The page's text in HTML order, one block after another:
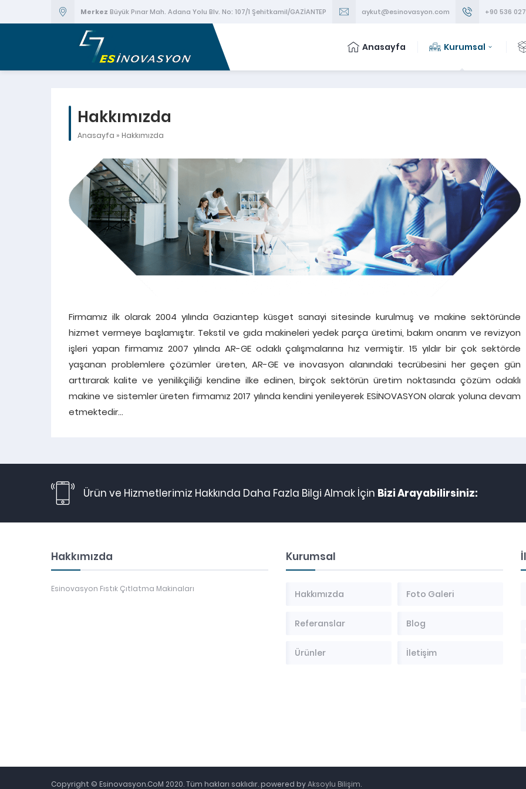
Merkez Büyük Pınar Mah. Adana Yolu Blv. No: 107/1 Şehitkamil/GAZİANTEP aykut@esinovasyon.com +90 536
Anasayfa Kurumsal
Hakkımızda
Anasayfa » Hakkımızda
Firmamız ilk olarak 2004 yılında Gaziantep küsget sanayi sitesinde kurulmuş ve makine sektöründe
hizmet vermeye başlamıştır. Tekstil ve gıda makineleri yedek parça üretimi, bakım onarım ve revizyon
işleri yapan firmamız 2007 yılında AR-GE odaklı çalışmalarına hız vermiştir. 15 yıldır bir çok sektörde
yaşanan problemlere çözümler üreten, AR-GE ve inovasyon alanındaki tecrübesini her geçen gün
arttırarak kalite ve yenilikçiliği kendine ilke edinen, birçok sektörün üretim noktasında çözüm odaklı
makine ve sistemler üreten firmamız 2017 yılında kendini yenileyerek ESİNOVASYON olarak yoluna devam
etmektedir…
Ürün ve Hizmetlerimiz Hakkında Daha Fazla Bilgi Almak İçin Bizi Arayabilirsiniz:
Hakkımızda
Esinovasyon Fıstık Çıtlatma Makinaları
Kurumsal
Hakkımızda Foto Galeri
Referanslar Blog
Ürünler İletişim
Copyright © Esinovasyon.CoM 2020. Tüm hakları saklıdır. powered byAksoylu Bilişim.